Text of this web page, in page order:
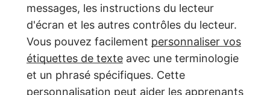
messages, les instructions du lecteur
d'écran et les autres contrôles du lecteur.
Vous pouvez facilement personnaliser vos
étiquettes de texte avec une terminologie
et un phrasé spécifiques. Cette
personnalisation peut aider les apprenants